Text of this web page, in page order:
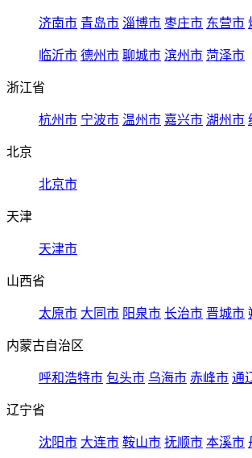
济南市 青岛市 淄博市 枣庄市 东营市
临沂市 德州市 聊城市 滨州市 菏泽市
浙江省
杭州市 宁波市 温州市 嘉兴市 湖州市
北京
北京市
天津
天津市
山西省
太原市 大同市 阳泉市 长治市 晋城市
内蒙古自治区
呼和浩特市 包头市 乌海市 赤峰市 通
辽宁省
沈阳市 大连市 鞍山市 抚顺市 本溪市